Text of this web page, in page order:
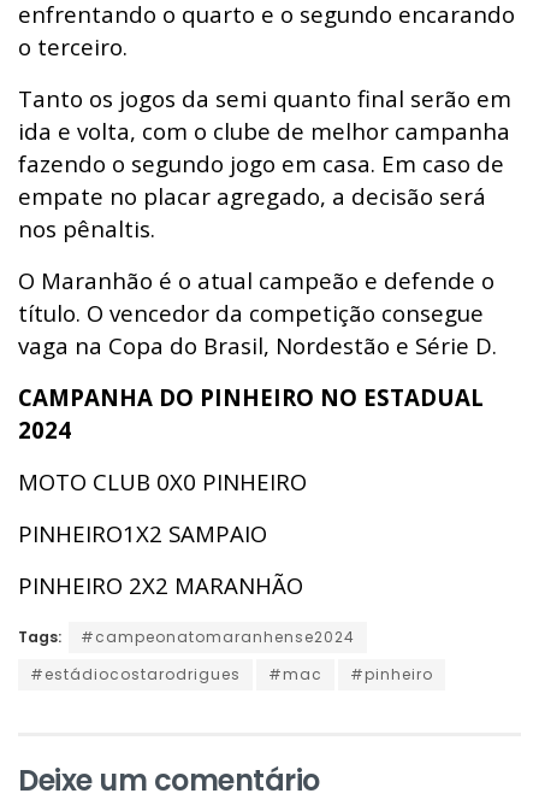
enfrentando o quarto e o segundo encarando
o terceiro.
Tanto os jogos da semi quanto final serão em
ida e volta, com o clube de melhor campanha
fazendo o segundo jogo em casa. Em caso de
empate no placar agregado, a decisão será
nos pênaltis.
O Maranhão é o atual campeão e defende o
título. O vencedor da competição consegue
vaga na Copa do Brasil, Nordestão e Série D.
CAMPANHA DO PINHEIRO NO ESTADUAL
2024
MOTO CLUB 0X0 PINHEIRO
PINHEIRO1X2 SAMPAIO
PINHEIRO 2X2 MARANHÃO
Tags:
#campeonatomaranhense2024
#estádiocostarodrigues
#mac #pinheiro
Deixe um comentário